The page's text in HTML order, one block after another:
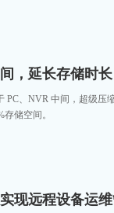
，延长存储时长
PC、NVR 中间，超级压
储空间。
现远程设备运